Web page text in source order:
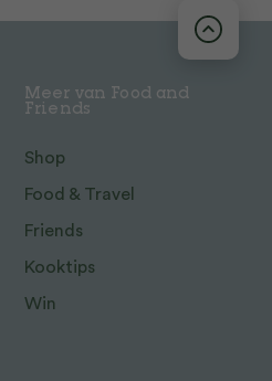
Meer van Food and
Friends
Shop
Food & Travel
Friends
Kooktips
Win